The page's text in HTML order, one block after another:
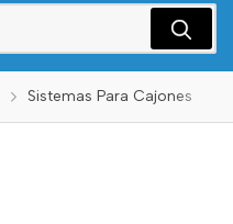
Sistemas Para Cajones